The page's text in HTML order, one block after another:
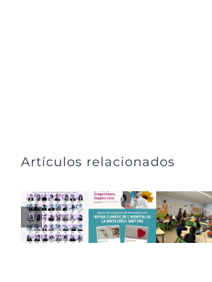
Artículos relacionados
Arrenca
Edició
d’Escriptores
i
Colaboración
Refugio
Climático
de
corazones
que
entiendes